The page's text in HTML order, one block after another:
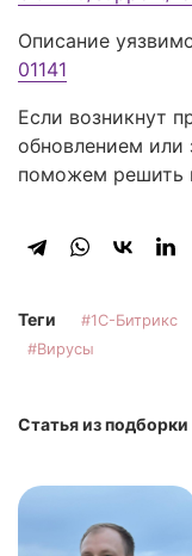
Описание
01141
Если возникнут
обновлением или
поможем решить
Теги 1С-Битрикс
Вирусы
Статья из подборки